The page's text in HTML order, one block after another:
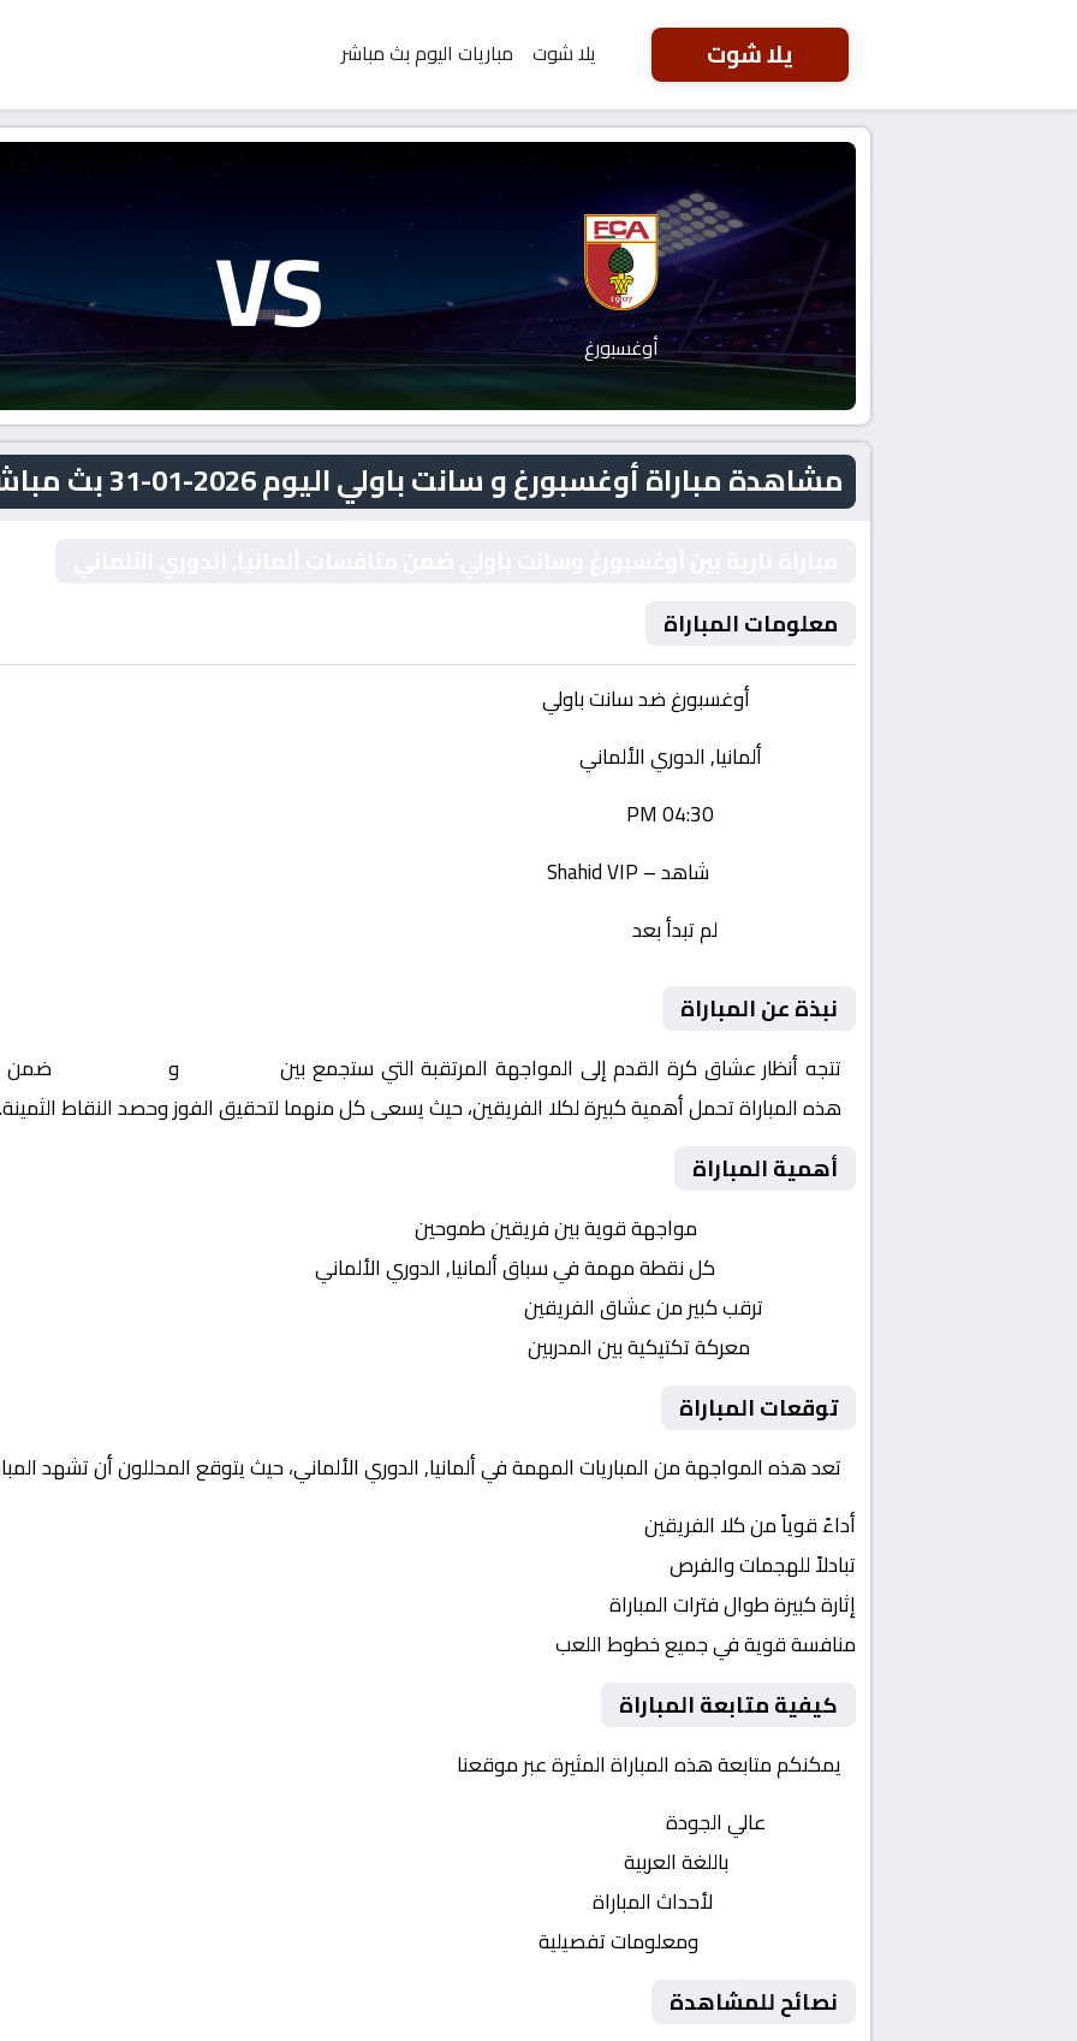
يلا شوت يلا شوت مباريات اليوم بث مباشر
أوغسبورغ VS
مشاهدة مباراة أوغسبورغ و سانت باولي اليوم 2026-01-31 بث مباشر
معلومات المباراة
أوغسبورغ ضد سانت باولي
ألمانيا, الدوري الألماني
شاهد – Shahid VIP
لم تبدأ بعد
نبذة عن المباراة
تتجه أنظار عشاق كرة القدم إلى المواجهة المرتقبة التي ستجمع بين وسانت باولي
ضمن
هذه المباراة تحمل أهمية كبيرة لكلا الفريقين، حيث يسعى كل منهما لتحقيق الفوز وحصد النقاط الثمينة.
أهمية المباراة
مواجهة قوية بين فريقين طموحين
كل نقطة مهمة في سباق ألمانيا, الدوري الألماني
ترقب كبير من عشاق الفريقين
معركة تكتيكية بين المدربين
توقعات المباراة
تعد هذه المواجهة من المباريات المهمة في ألمانيا, الدوري الألماني، حيث يتوقع المحللون أن تشهد
أداءً قوياً من كلا الفريقين
تبادلاً للهجمات والفرص
إثارة كبيرة طوال فترات المباراة
منافسة قوية في جميع خطوط اللعب
كيفية متابعة المباراة
يمكنكم متابعة هذه المباراة المثيرة عبر موقعنا
عالي الجودة
باللغة العربية
لأحداث المباراة
ومعلومات تفصيلية
نصائح للمشاهدة